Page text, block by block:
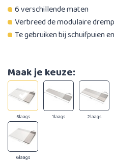
6 verschillende maten
Verbreed de modulaire
Te gebruiken bij schuifpuien
1laags 2laags
Maak je keuze:
5laags
6laags